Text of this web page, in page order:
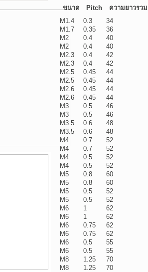
ขนาด Pitch
ความยาวรวม
M1.4
0.3
34
M1.7
0.35
36
M2
0.4
40
M2
0.4
40
M2.3
0.4
42
M2.3
0.4
42
M2.5
0.45
44
M2.5
0.45
44
M2.6
0.45
44
M2.6
0.45
44
M3
0.5
46
M3
0.5
46
M3.5
0.6
48
M3.5
0.6
48
M4
0.7
52
M4
0.7
52
M4
0.5
52
M4
0.5
52
M5
0.8
60
M5
0.8
60
M5
0.5
52
M5
0.5
52
M6
1
62
M6
1
62
M6
0.75
62
M6
0.75
62
M6
0.5
55
M6
0.5
55
M8
1.25
70
M8
1.25
70